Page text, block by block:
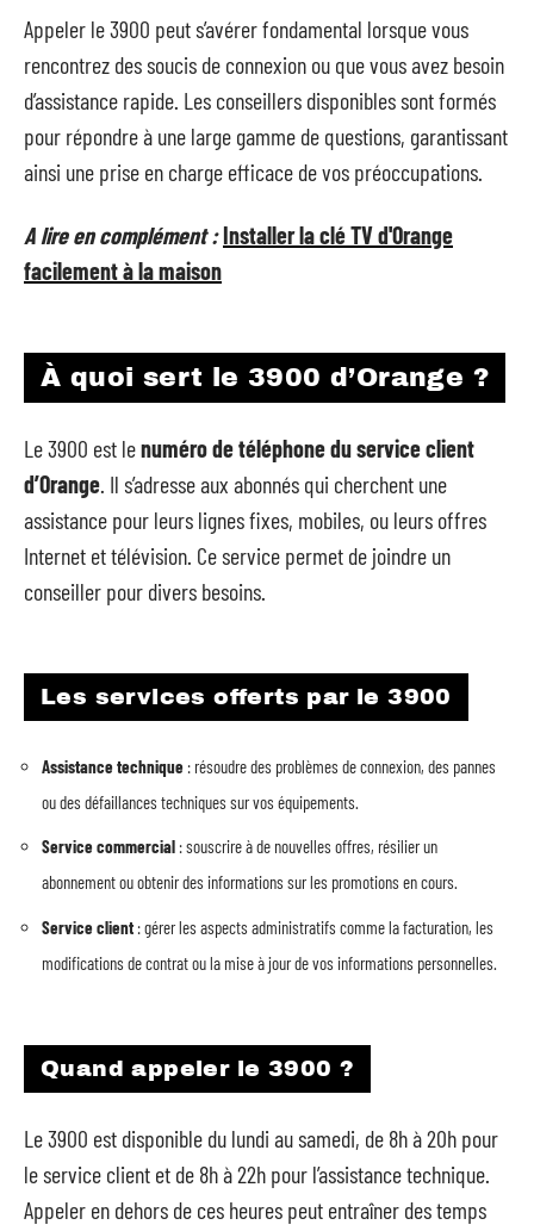
Appeler le 3900 peut s’avérer fondamental lorsque vous
rencontrez des soucis de connexion ou que vous avez besoin
d’assistance rapide. Les conseillers disponibles sont formés
pour répondre à une large gamme de questions, garantissant
ainsi une prise en charge efficace de vos préoccupations.
A lire en complément :Installer la clé TV d'Orange
facilement à la maison
À quoi sert le 3900 d’Orange ?
Le 3900 est lenuméro de téléphone du service client
d’Orange . Il s’adresse aux abonnés qui cherchent une
assistance pour leurs lignes fixes, mobiles, ou leurs offres
Internet et télévision. Ce service permet de joindre un
conseiller pour divers besoins.
Les services offerts par le 3900
Assistance technique : résoudre des problèmes de connexion, des pannes
ou des défaillances techniques sur vos équipements.
Service commercial : souscrire à de nouvelles offres, résilier un
abonnement ou obtenir des informations sur les promotions en cours.
Service client : gérer les aspects administratifs comme la facturation, les
modifications de contrat ou la mise à jour de vos informations personnelles.
Quand appeler le 3900 ?
Le 3900 est disponible du lundi au samedi, de 8h à 20h pour
le service client et de 8h à 22h pour l’assistance technique.
Appeler en dehors de ces heures peut entraîner des temps